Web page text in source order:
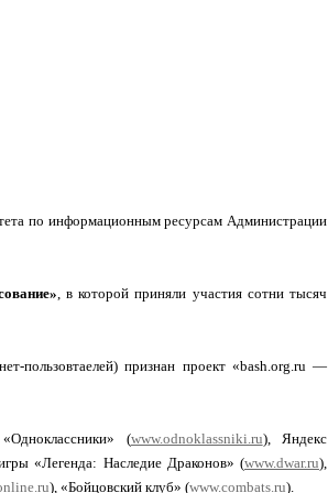
по информационным ресурсам Администрации
, в которой приняли участия сотни тысяч
пользовтаелей) признан проект «bash.org.ru —
(www.odnoklassniki.ru), Яндекс
«Легенда: Наследие Драконов» (www.dwar.ru),
), «Бойцовский клуб» (www.combats.ru).